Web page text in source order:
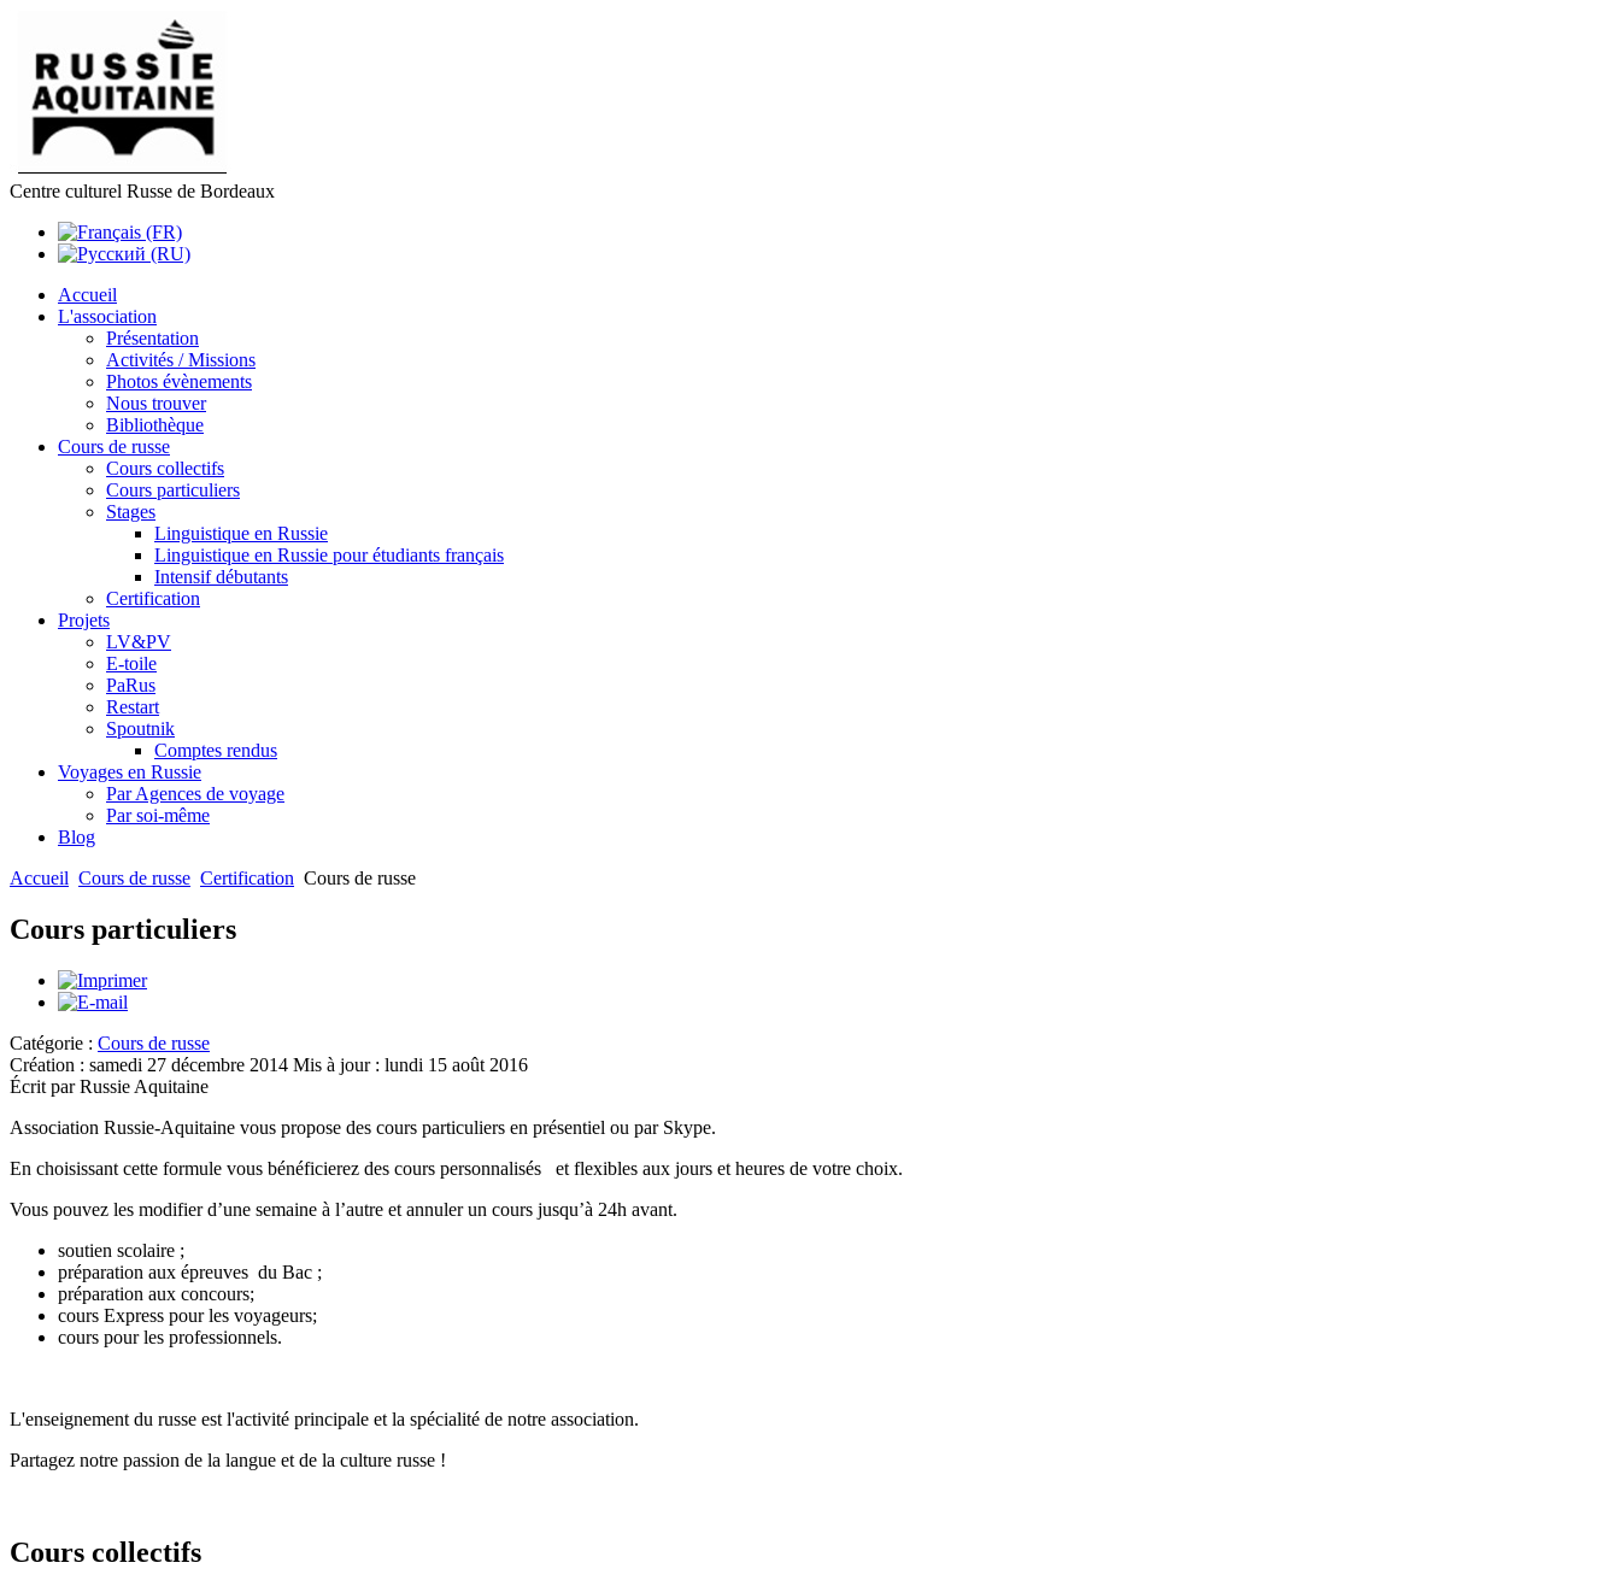
Centre culturel Russe de Bordeaux
Accueil
L'association
Présentation
Activités / Missions
Photos évènements
Nous trouver
Bibliothèque
Cours de russe
Cours collectifs
Cours particuliers
Stages
Linguistique en Russie
Linguistique en Russie pour étudiants français
Intensif débutants
Certification
Projets
LV&PV
E-toile
PaRus
Restart
Spoutnik
Comptes rendus
Voyages en Russie
Par Agences de voyage
Par soi-même
Blog
Accueil Cours de russe Certification Cours de russe
Cours particuliers
Catégorie : Cours de russe
Création : samedi 27 décembre 2014 Mis à jour : lundi 15 août 2016
Écrit par Russie Aquitaine
Association Russie-Aquitaine vous propose des cours particuliers en présentiel ou par Skype.
En choisissant cette formule vous bénéficierez des cours personnalisés et flexibles aux jours et heures de votre choix.
Vous pouvez les modifier d’une semaine à l’autre et annuler un cours jusqu’à 24h avant.
soutien scolaire ;
préparation aux épreuves du Bac ;
préparation aux concours;
cours Express pour les voyageurs;
cours pour les professionnels.
L'enseignement du russe est l'activité principale et la spécialité de notre association.
Partagez notre passion de la langue et de la culture russe !
Cours collectifs